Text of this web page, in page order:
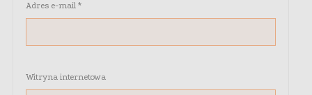
Adres e-mail *
Witryna internetowa